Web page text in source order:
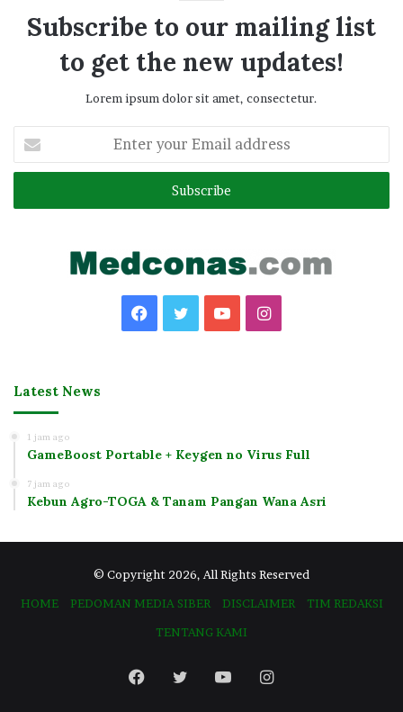
Subscribe to our mailing list
to get the new updates!
Lorem ipsum dolor sit amet, consectetur.
your
Email
Facebook
TwitterYouTubeInstagram
Latest News
1 jam ago
GameBoost Portable + Keygen no Virus Full
7 jam ago
Kebun Agro-TOGA & Tanam Pangan Wana Asri
© Copyright 2026, All Rights Reserved
HOME
PEDOMAN MEDIA SIBER DISCLAIMER
TIM REDAKSI
TENTANG KAMI
Facebook
TwitterYouTubeInstagram